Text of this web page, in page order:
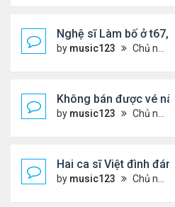
Nghệ sĩ Làm bố ở
by music123 Chủ nhật Tháng 7 26, 2026 3:41 pm
Không bán được vé
by music123 Chủ nhật Tháng 7 26, 2026 3:28 pm
Hai ca sĩ Việt đình
by music123 Chủ nhật Tháng 7 26, 2026 2:51 pm